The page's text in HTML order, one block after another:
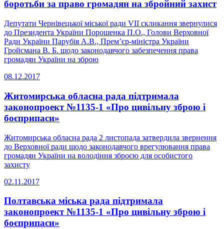
боротьби за право громадян на збройний захист
Депутати Чернівецької міської ради VII скликання звернулися
до Президента України Порошенка П.О., Голови Верховної
Ради України Парубія А.В., Прем’єр-міністра України
Гройсмана В. Б. щодо законодавчого забезпечення права
громадян України на зброю
08.12.2017
Житомирська обласна рада підтримала
законопроект №1135-1 «Про цивільну зброю і
боєприпаси»
Житомирська обласна рада 2 листопада затвердила звернення
до Верховної ради щодо законодавчого врегулювання права
громадян України на володіння зброєю для особистого
захисту
02.11.2017
Полтавська міська рада підтримала
законопроект №1135-1 «Про цивільну зброю і
боєприпаси»